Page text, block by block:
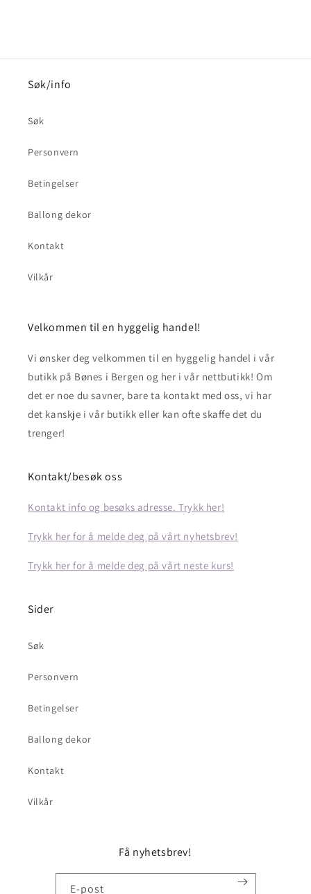
Søk/info
Søk
Personvern
Betingelser
Ballong dekor
Kontakt
Vilkår
Velkommen til en hyggelig handel!
Vi ønsker deg velkommen til en hyggelig handel i vår
butikk på Bønes i Bergen og her i vår nettbutikk! Om
det er noe du savner, bare ta kontakt med oss, vi har
det kanskje i vår butikk eller kan ofte skaffe det du
trenger!
Kontakt/besøk oss
Kontakt info og besøks adresse. Trykk her!
Trykk her for å melde deg på vårt nyhetsbrev!
Trykk her for å melde deg på vårt neste kurs!
Sider
Søk
Personvern
Betingelser
Ballong dekor
Kontakt
Vilkår
Få nyhetsbrev!
E-post